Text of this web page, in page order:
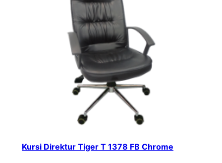
Kursi Direktur Tiger T 1378 FB Chrome